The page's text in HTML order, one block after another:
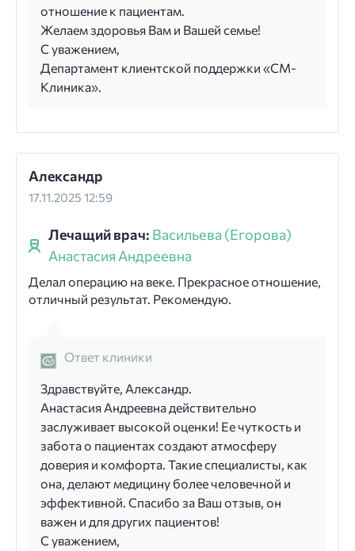
отношение к пациентам.
Желаем здоровья Вам и Вашей семье!
С уважением,
Департамент клиентской поддержки «СМ-
Клиника».
Александр
17.11.2025 12:59
Лечащий врач: Васильева (Егорова)
Анастасия Андреевна
Делал операцию на веке. Прекрасное отношение,
отличный результат. Рекомендую.
Ответ клиники
Здравствуйте, Александр.
Анастасия Андреевна действительно
заслуживает высокой оценки! Ее чуткость и
забота о пациентах создают атмосферу
доверия и комфорта. Такие специалисты, как
она, делают медицину более человечной и
эффективной. Спасибо за Ваш отзыв, он
важен и для других пациентов!
С уважением,